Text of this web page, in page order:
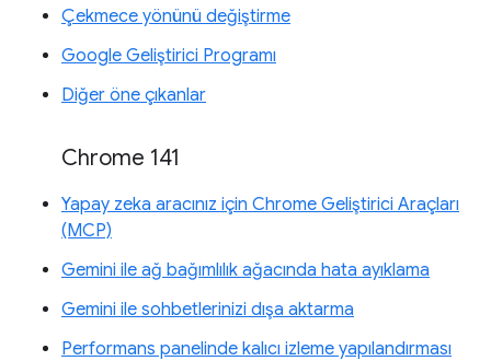
Çekmece yönünü değiştirme
Google Geliştirici Programı
Diğer öne çıkanlar
Chrome 141
Yapay zeka aracınız için Chrome Geliştirici Araçları
(MCP)
Gemini ile ağ bağımlılık ağacında hata ayıklama
Gemini ile sohbetlerinizi dışa aktarma
Performans panelinde kalıcı izleme yapılandırması